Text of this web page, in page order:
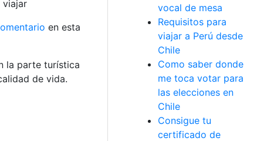
viajar
en esta
la parte turística
de vida.
vocal de mesa
Requisitos para
viajar a Perú desde
Chile
Como saber donde
me toca votar para
las elecciones en
Chile
Consigue tu
certificado de